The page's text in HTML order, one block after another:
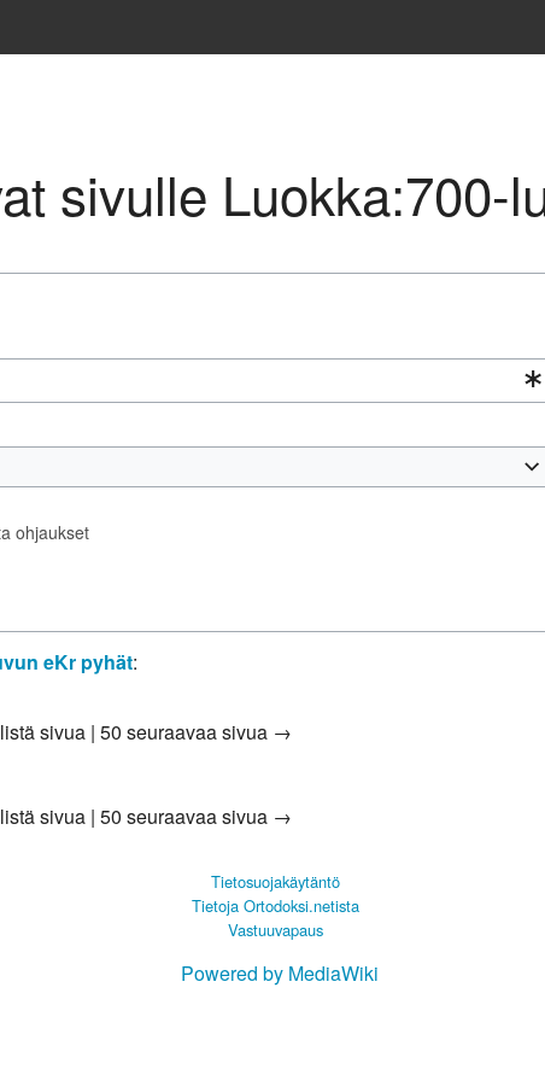
sivulle Luokka:700-
ohjaukset
eKr pyhät:
sivua | 50 seuraavaa sivua →
sivua | 50 seuraavaa sivua →
Tietosuojakäytäntö
Tietoja Ortodoksi.netista
Vastuuvapaus
Powered by MediaWiki